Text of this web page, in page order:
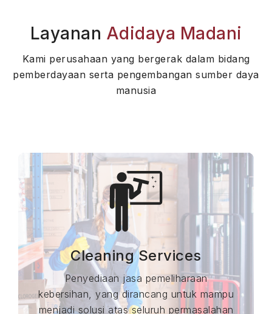
Layanan Adidaya Madani
Kami perusahaan yang bergerak dalam bidang
pemberdayaan serta pengembangan sumber daya
manusia
Cleaning Services
Penyediaan jasa pemeliharaan
kebersihan, yang dirancang untuk mampu
menjadi solusi atas seluruh permasalahan